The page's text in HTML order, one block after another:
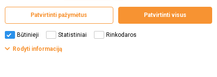
Patvirtinti pažymėtus Patvirtinti visus
Būtinieji Statistiniai Rinkodaros
Rodyti informaciją
Valstybinė vaistų kontrolės tarnyba
prie Lietuvos Respublikos sveikatos apsaugos ministerijos
Studentų g. 45A, 08107 Vilnius | +370 5 263 9264
www.vvkt.lt | vvkt@vvkt.lt